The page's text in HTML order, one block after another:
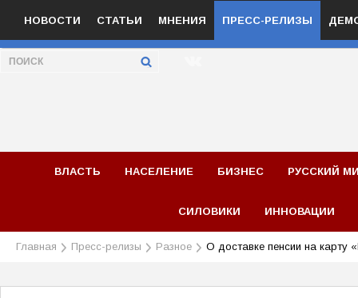
НОВОСТИ СТАТЬИ МНЕНИЯ ПРЕСС-РЕЛИЗЫ
ВЛАСТЬ НАСЕЛЕНИЕ БИЗНЕС РУССКИЙ
СИЛОВИКИ ИННОВАЦИИ
Главная Пресс-релизы Разное О доставке пенсии на карту